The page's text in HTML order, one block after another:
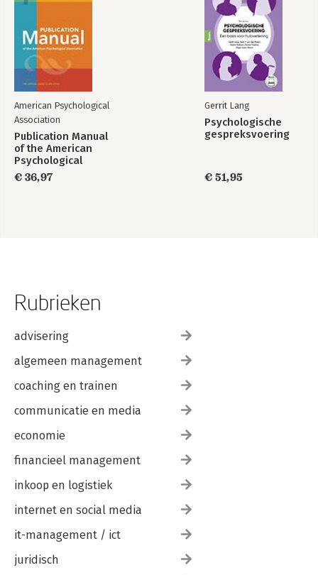
American Psychological
Association
Publication Manual
of the American
Psychological
Association 2020
€ 36,97
Gerrit Lang
Psychologische
gespreksvoering
€ 51,95
Rubrieken
advisering
algemeen management
coaching en trainen
communicatie en media
economie
financieel management
inkoop en logistiek
internet en social media
it-management / ict
juridisch